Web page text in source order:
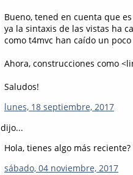
Bueno, tened en cuenta que
ya la sintaxis de las vistas ha
como t4mvc han caído un
Ahora, construcciones como
Saludos!
lunes, 18 septiembre, 2017
dijo...
Hola, tienes algo más
sábado, 04 noviembre, 2017